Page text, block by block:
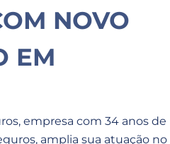
NOVO
EM
empresa com 34 anos de
amplia sua atuação no